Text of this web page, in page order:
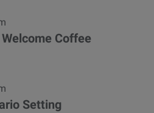
Coffee
Setting